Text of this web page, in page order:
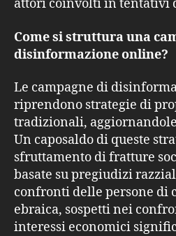
attori coinvolti in tentativi
Come si struttura una
disinformazione online?
Le campagne di
riprendono strategie di
tradizionali,
Un caposaldo di queste
sfruttamento di fratture
basate su pregiudizi
confronti delle persone di
ebraica, sospetti nei
interessi economici